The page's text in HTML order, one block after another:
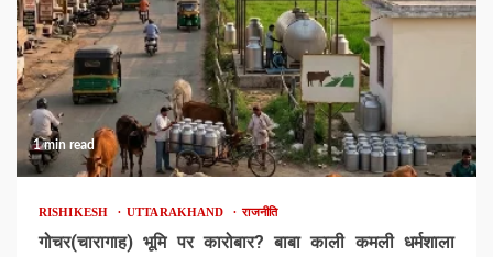
1 min read
RISHIKESH UTTARAKHAND राजनीति
गोचर(चारागाह) भूमि पर कारोबार? बाबा काली कमली धर्मशाला